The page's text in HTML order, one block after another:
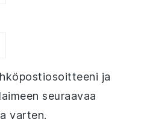
ja
seuraavaa
varten.